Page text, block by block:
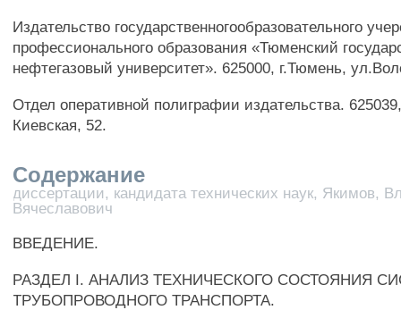
Издательство государственногообразовательного
профессионального образования «Тюменский
нефтегазовый университет». 625000, г.Тюмень,
Отдел оперативной полиграфии издательства.
Киевская, 52.
Содержание
диссертации, кандидата технических наук, Якимов,
Вячеславович
ВВЕДЕНИЕ.
РАЗДЕЛ I. АНАЛИЗ ТЕХНИЧЕСКОГО СОСТОЯНИЯ
ТРУБОПРОВОДНОГО ТРАНСПОРТА.